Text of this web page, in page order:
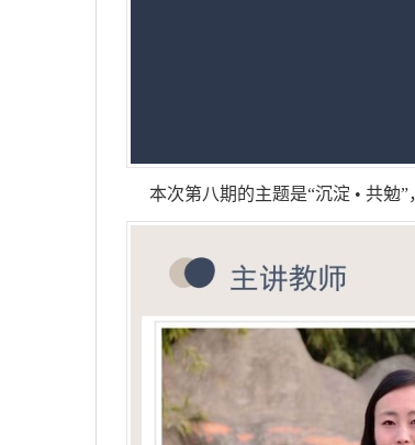
本次第八期的主题是“沉淀 • 共勉